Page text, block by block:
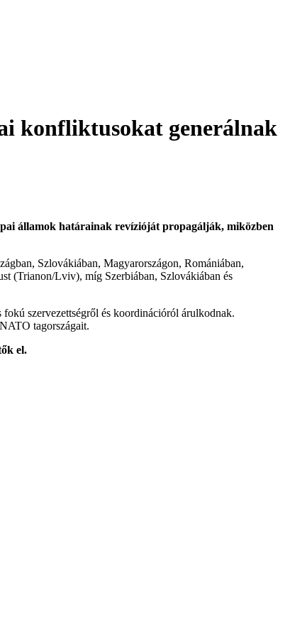
konfliktusokat generálnak
államok határainak revízióját propagálják, miközben
Szlovákiában, Magyarországon, Romániában,
(Trianon/Lviv), míg Szerbiában, Szlovákiában és
szervezettségről és koordinációról árulkodnak.
tagországait.
el.